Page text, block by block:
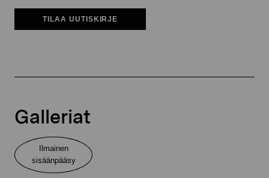
TILAA UUTISKIRJE
Galleriat
Ilmainen
sisäänpääsy